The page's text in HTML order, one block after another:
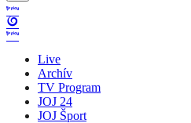
Live
Archív
TV Program
JOJ 24
JOJ Šport